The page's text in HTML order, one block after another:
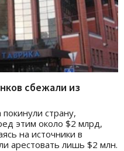
сбежали из
страну,
этим около $2 млрд,
на источники в
арестовать лишь $2 млн.